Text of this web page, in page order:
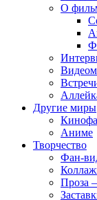
О
Другие миры
Аниме
Творчество
Фан-
Проза